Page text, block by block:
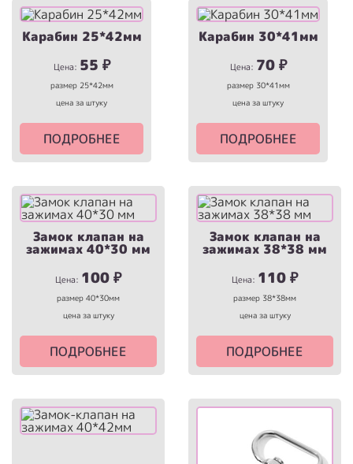
Карабин 25*42мм
Цена: 55 ₽
размер 25*42мм
цена за штуку
ПОДРОБНЕЕ
Карабин 30*41мм
Цена: 70 ₽
размер 30*41мм
цена за штуку
ПОДРОБНЕЕ
Замок клапан на
зажимах 40*30 мм
Цена: 100 ₽
размер 40*30мм
цена за штуку
ПОДРОБНЕЕ
Замок клапан на
зажимах 38*38 мм
Цена: 110 ₽
размер 38*38мм
цена за штуку
ПОДРОБНЕЕ